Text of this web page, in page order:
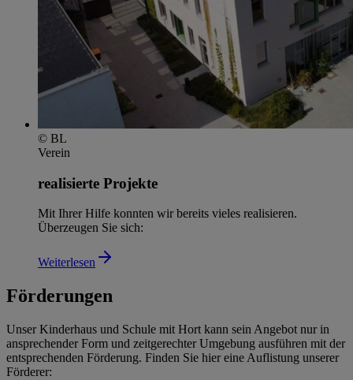
© BL
Verein
realisierte Projekte
Mit Ihrer Hilfe konnten wir bereits vieles realisieren.
Überzeugen Sie sich:
Weiterlesen
Förderungen
Unser Kinderhaus und Schule mit Hort kann sein Angebot nur in
ansprechender Form und zeitgerechter Umgebung ausführen mit der
entsprechenden Förderung. Finden Sie hier eine Auflistung unserer
Förderer: